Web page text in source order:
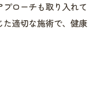
ローチも取り入れて
適切な施術で、健康